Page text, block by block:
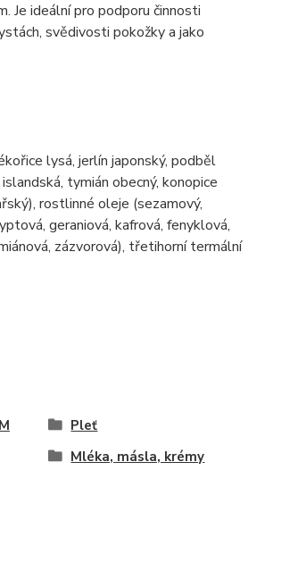
Je ideální pro podporu činnosti
svědivosti pokožky a jako
lysá, jerlín japonský, podběl
tymián obecný, konopice
rostlinné oleje (sezamový,
geraniová, kafrová, fenyklová,
zázvorová), třetihorní termální
Pleť
Mléka, másla, krémy